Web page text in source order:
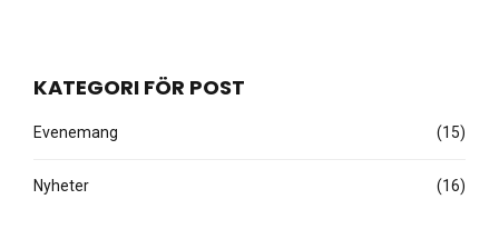
KATEGORI FÖR POST
Evenemang (15)
Nyheter (16)